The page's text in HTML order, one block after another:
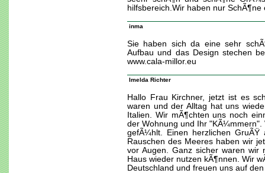
hilfsbereich.Wir haben nur
inma
Sie haben sich da eine sehr
Aufbau und das Design stechen
www.cala-millor.eu
Imelda Richter
Hallo Frau Kirchner, jetzt ist es
waren und der Alltag hat uns
Italien. Wir mÃ¶chten uns noch
der Wohnung und Ihr "KÃ¼mmern".
gefÃ¼hlt. Einen herzlichen
Rauschen des Meeres haben wir
vor Augen. Ganz sicher waren
Haus wieder nutzen kÃ¶nnen. Wir
Deutschland und freuen uns auf